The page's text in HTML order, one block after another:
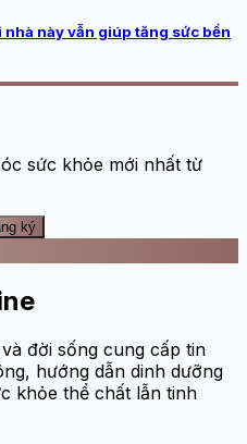
này vẫn giúp tăng sức bền
sức khỏe mới nhất từ
ký
đời sống cung cấp tin
hướng dẫn dinh dưỡng
khỏe thể chất lẫn tinh